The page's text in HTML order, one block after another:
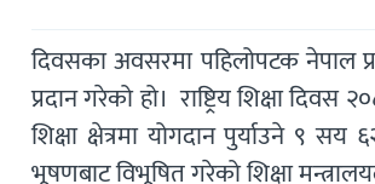
दिवसका अवसरमा पहिलोपटक नेपाल
प्रदान गरेको हो। राष्ट्रिय शिक्षा
शिक्षा क्षेत्रमा योगदान पुर्याउने ९ सय
भूषणबाट विभूषित गरेको शिक्षा